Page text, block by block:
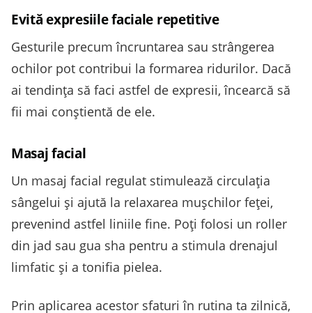
Evită expresiile faciale repetitive
Gesturile precum încruntarea sau strângerea
ochilor pot contribui la formarea ridurilor. Dacă
ai tendința să faci astfel de expresii, încearcă să
fii mai conștientă de ele.
Masaj facial
Un masaj facial regulat stimulează circulația
sângelui și ajută la relaxarea mușchilor feței,
prevenind astfel liniile fine. Poți folosi un roller
din jad sau gua sha pentru a stimula drenajul
limfatic și a tonifia pielea.
Prin aplicarea acestor sfaturi în rutina ta zilnică,